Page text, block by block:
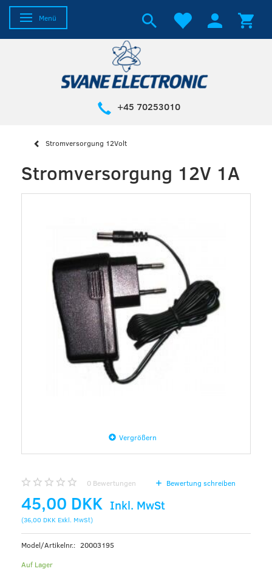
Anzeige ändern
Menü
+45 70253010
Stromversorgung 12Volt
Stromversorgung 12V 1A
Vergrößern
0 Bewertungen Bewertung schreiben
45,00 DKK Inkl. MwSt
(36,00 DKK Exkl. MwSt)
Model/Artikelnr.: 20003195
Auf Lager